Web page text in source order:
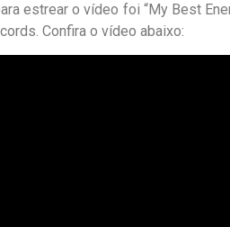
estrear o vídeo foi “My Best
Confira o vídeo abaixo: